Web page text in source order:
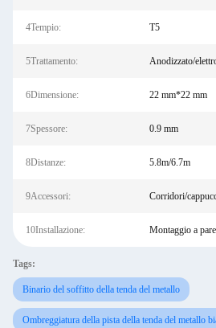
4Tempio: T5
5Trattamento: Anodizzato/
6Dimensione: 22 mm*22 mm
7Spessore: 0.9 mm
8Distanze: 5.8m/6.7m
9Accessori: Corridori/
10Installazione: Montaggio a
Tags:
Binario del soffitto della tenda del metallo
Ombreggiatura della pista della tenda del metallo